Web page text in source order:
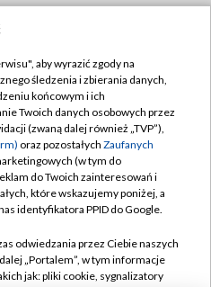
TVP
TVP
prywatności
zgody
aby wyrazić zgody na
śledzenia i zbierania danych,
końcowym i ich
Twoich danych osobowych przez
(zwaną dalej również „TVP”),
oraz pozostałych Zaufanych
(w tym do
do Twoich zainteresowań i
które wskazujemy poniżej, a
identyfikatora PPID do Google.
odwiedzania przez Ciebie naszych
„Portalem”, w tym informacje
jak: pliki cookie, sygnalizatory